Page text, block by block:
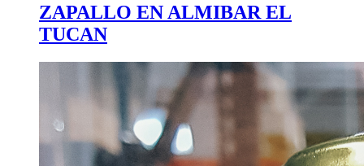
ZAPALLO EN ALMIBAR EL
TUCAN